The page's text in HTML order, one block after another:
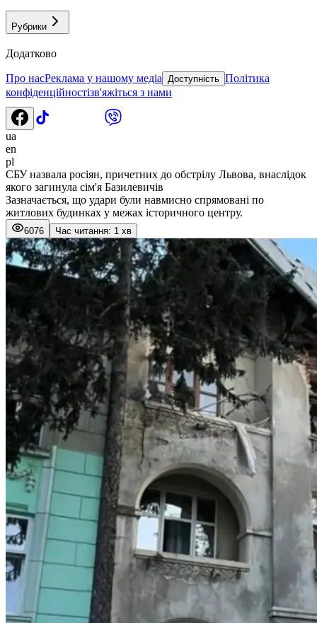
Рубрики
Додатково
Про насРеклама у нашому медіа Доступність Політика
конфіденційностізв'яжіться з нами
ua
en
pl
СБУ назвала росіян, причетних до обстрілу Львова, внаслідок
якого загинула сім'я Базилевичів
Зазначається, що удари були навмисно спрямовані по
житлових будинках у межах історичного центру.
6076 Час читання: 1 хв